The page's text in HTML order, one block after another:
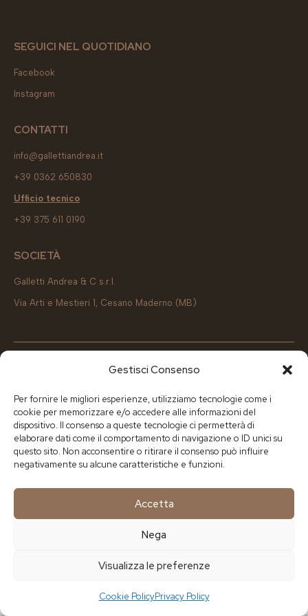
Gestisci Consenso
Per fornire le migliori esperienze, utilizziamo tecnologie come i
cookie per memorizzare e/o accedere alle informazioni del
dispositivo. Il consenso a queste tecnologie ci permetterà di
elaborare dati come il comportamento di navigazione o ID unici su
questo sito. Non acconsentire o ritirare il consenso può influire
negativamente su alcune caratteristiche e funzioni.
Accetta
Nega
Visualizza le preferenze
Cookie PolicyPrivacy Policy
SEGUICI NEL QUOTIDIANO
Facebook
Instagram
CONTATTI
info@gallettiandrea.it
+39 0362 650830
Ufficio tecnico
+39 375 611 0190
SOCIETÀ
Galletti Andrea & C s.r.l.
Via Arti e Mestieri 1, Cesano Maderno (MB)